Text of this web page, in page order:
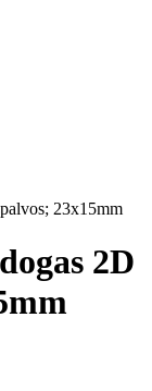
23x15mm
2D